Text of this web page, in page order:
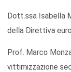
Dott.ssa Isabella
della Direttiva
Prof. Marco
vittimizzazione